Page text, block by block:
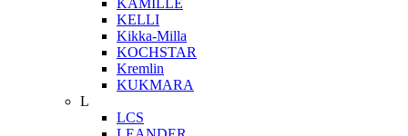
KAMILLE
KELLI
Kikka-Milla
KOCHSTAR
Kremlin
KUKMARA
L
LCS